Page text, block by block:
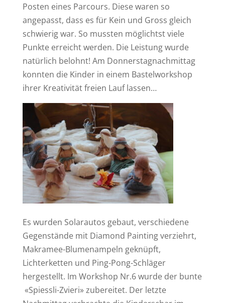
Posten eines Parcours. Diese waren so
angepasst, dass es für Kein und Gross gleich
schwierig war. So mussten möglichtst viele
Punkte erreicht werden. Die Leistung wurde
natürlich belohnt! Am Donnerstagnachmittag
konnten die Kinder in einem Bastelworkshop
ihrer Kreativität freien Lauf lassen…
Es wurden Solarautos gebaut, verschiedene
Gegenstände mit Diamond Painting verziehrt,
Makramee-Blumenampeln geknüpft,
Lichterketten und Ping-Pong-Schläger
hergestellt. Im Workshop Nr.6 wurde der bunte
«Spiessli-Zvieri» zubereitet. Der letzte